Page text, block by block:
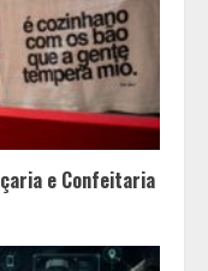
e Confeitaria